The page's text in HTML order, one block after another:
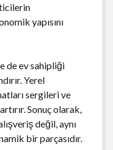
yapısını
de ev sahipliği
Yerel
sergileri ve
Sonuç olarak,
değil, aynı
bir parçasıdır.